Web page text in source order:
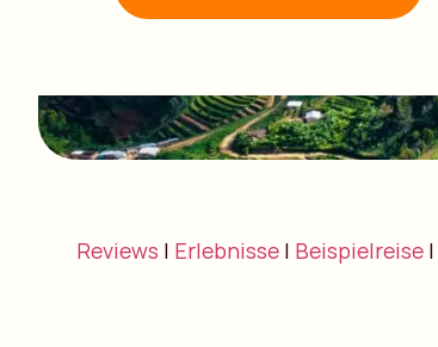
Reviews | Erlebnisse | Beispielreise |